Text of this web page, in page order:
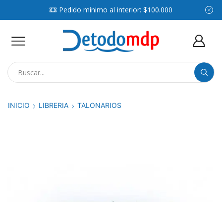
Pedido mínimo al interior: $100.000
INICIO LIBRERIA TALONARIOS